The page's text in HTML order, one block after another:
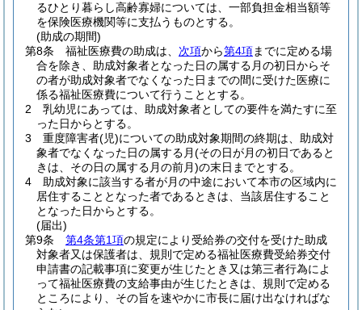
るひとり暮らし高齢寡婦については、一部負担金相当額等
を保険医療機関等に支払うものとする。
(助成の期間)
第8条
福祉医療費の助成は、 次項から第4項までに定める場
合を除き、助成対象者となった日の属する月の初日からそ
の者が助成対象者でなくなった日までの間に受けた医療に
係る福祉医療費について行うこととする。
2
乳幼児にあっては、助成対象者としての要件を満たすに至
った日からとする。
3
重度障害者(児)についての助成対象期間の終期は、助成対
象者でなくなった日の属する月(その日が月の初日であると
きは、その日の属する月の前月)の末日までとする。
4
助成対象に該当する者が月の中途において本市の区域内に
居住することとなった者であるときは、当該居住すること
となった日からとする。
(届出)
第9条
第4条第1項の規定により受給券の交付を受けた助成
対象者又は保護者は、規則で定める福祉医療費受給券交付
申請書の記載事項に変更が生じたとき又は第三者行為によ
って福祉医療費の支給事由が生じたときは、規則で定める
ところにより、その旨を速やかに市長に届け出なければな